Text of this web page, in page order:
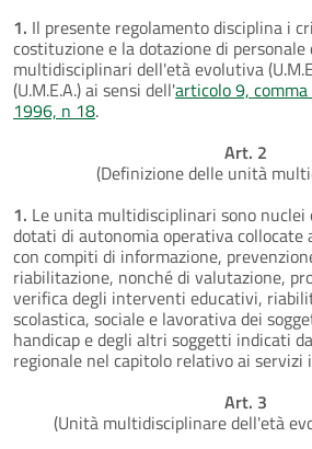
1. Il presente regolamento disciplina i
costituzione e la dotazione di
multidisciplinari dell'età evolutiva
(U.M.E.A.) ai sensi dell'articolo 9,
1996, n 18.
Art. 2
(Definizione delle unità
1. Le unita multidisciplinari sono nuclei
dotati di autonomia operativa
con compiti di informazione,
riabilitazione, nonché di valutazione,
verifica degli interventi educativi,
scolastica, sociale e lavorativa dei
handicap e degli altri soggetti indicati
regionale nel capitolo relativo ai
Art. 3
(Unità multidisciplinare dell'età